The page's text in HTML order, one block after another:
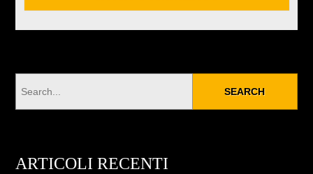
ARTICOLI RECENTI